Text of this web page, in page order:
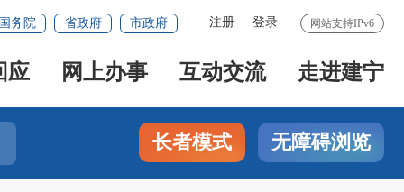
网站支持IPv6
注册 登录
国务院 省政府 市政府
应 网上办事 互动交流 走进建宁
长者模式 无障碍浏览